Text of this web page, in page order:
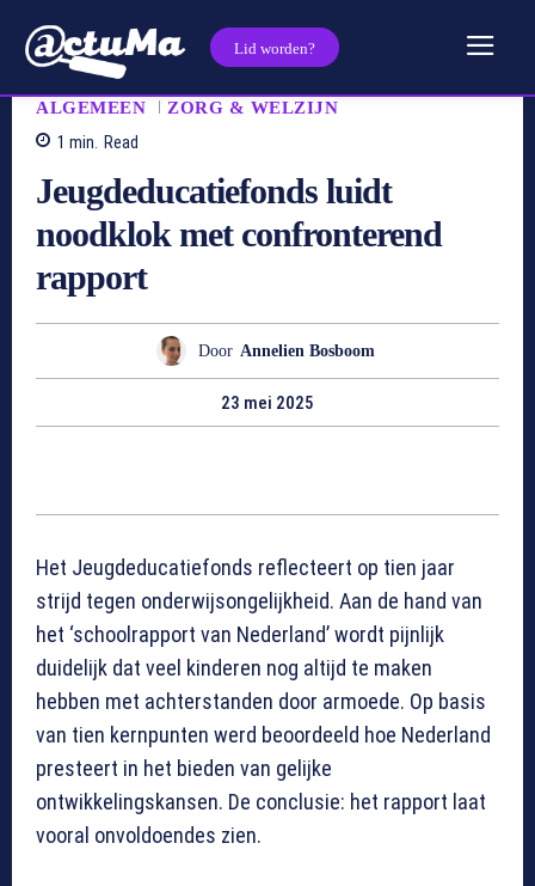
Lid worden?
ALGEMEEN
ZORG & WELZIJN
1 min. Read
Jeugdeducatiefonds luidt
noodklok met confronterend
rapport
Door Annelien Bosboom
23 mei 2025
Het Jeugdeducatiefonds reflecteert op tien jaar
strijd tegen onderwijsongelijkheid. Aan de hand van
het ‘schoolrapport van Nederland’ wordt pijnlijk
duidelijk dat veel kinderen nog altijd te maken
hebben met achterstanden door armoede. Op basis
van tien kernpunten werd beoordeeld hoe Nederland
presteert in het bieden van gelijke
ontwikkelingskansen. De conclusie: het rapport laat
vooral onvoldoendes zien.